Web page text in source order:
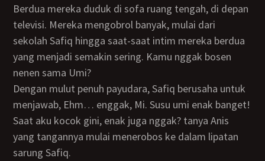
Berdua mereka duduk di sofa ruang tengah, di depan
televisi. Mereka mengobrol banyak, mulai dari
sekolah Safiq hingga saat-saat intim mereka berdua
yang menjadi semakin sering. Kamu nggak bosen
nenen sama Umi?
Dengan mulut penuh payudara, Safiq berusaha untuk
menjawab, Ehm… enggak, Mi. Susu umi enak banget!
Saat aku kocok gini, enak juga nggak? tanya Anis
yang tangannya mulai menerobos ke dalam lipatan
sarung Safiq.